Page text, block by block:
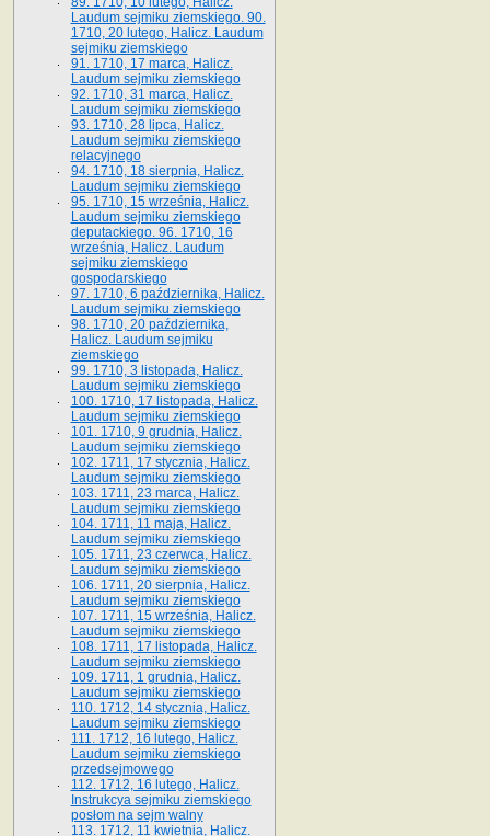
Laudum sejmiku ziemskiego. 90.
1710, 20 lutego, Halicz. Laudum
sejmiku ziemskiego
91. 1710, 17 marca, Halicz.
Laudum sejmiku ziemskiego
92. 1710, 31 marca, Halicz.
Laudum sejmiku ziemskiego
93. 1710, 28 lipca, Halicz.
Laudum sejmiku ziemskiego
relacyjnego
94. 1710, 18 sierpnia, Halicz.
Laudum sejmiku ziemskiego
95. 1710, 15 września, Halicz.
Laudum sejmiku ziemskiego
deputackiego. 96. 1710, 16
września, Halicz. Laudum
sejmiku ziemskiego
gospodarskiego
97. 1710, 6 października, Halicz.
Laudum sejmiku ziemskiego
98. 1710, 20 października,
Halicz. Laudum sejmiku
ziemskiego
99. 1710, 3 listopada, Halicz.
Laudum sejmiku ziemskiego
100. 1710, 17 listopada, Halicz.
Laudum sejmiku ziemskiego
101. 1710, 9 grudnia, Halicz.
Laudum sejmiku ziemskiego
102. 1711, 17 stycznia, Halicz.
Laudum sejmiku ziemskiego
103. 1711, 23 marca, Halicz.
Laudum sejmiku ziemskiego
104. 1711, 11 maja, Halicz.
Laudum sejmiku ziemskiego
105. 1711, 23 czerwca, Halicz.
Laudum sejmiku ziemskiego
106. 1711, 20 sierpnia, Halicz.
Laudum sejmiku ziemskiego
107. 1711, 15 września, Halicz.
Laudum sejmiku ziemskiego
108. 1711, 17 listopada, Halicz.
Laudum sejmiku ziemskiego
109. 1711, 1 grudnia, Halicz.
Laudum sejmiku ziemskiego
110. 1712, 14 stycznia, Halicz.
Laudum sejmiku ziemskiego
111. 1712, 16 lutego, Halicz.
Laudum sejmiku ziemskiego
przedsejmowego
112. 1712, 16 lutego, Halicz.
Instrukcya sejmiku ziemskiego
posłom na sejm walny
113. 1712, 11 kwietnia, Halicz.